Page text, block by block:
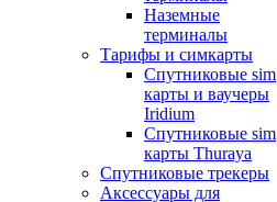
Наземные
терминалы
Тарифы и симкарты
Спутниковые sim
карты и ваучеры
Iridium
Спутниковые sim
карты Thuraya
Спутниковые трекеры
Аксессуары для